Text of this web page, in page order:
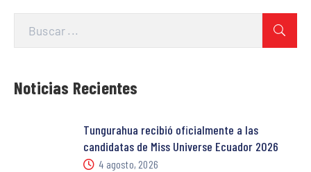
Noticias Recientes
Tungurahua recibió oficialmente a las
candidatas de Miss Universe Ecuador 2026
4 agosto, 2026